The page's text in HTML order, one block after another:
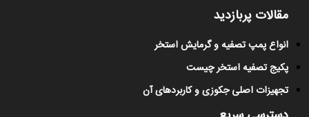
مقالات پربازدید
انواع پمپ تصفیه و گرمایش استخر
پکیج تصفیه استخر چیست
تجهیزات اصلی جکوزی و کاربردهای آن